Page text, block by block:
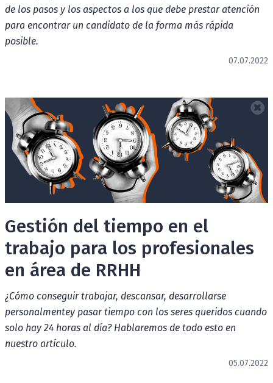
de los pasos y los aspectos a los que debe prestar atención
para encontrar un candidato de la forma más rápida
posible.
07.07.2022
Gestión del tiempo en el
trabajo para los profesionales
en área de RRHH
¿Cómo conseguir trabajar, descansar, desarrollarse
personalmentey pasar tiempo con los seres queridos cuando
solo hay 24 horas al día? Hablaremos de todo esto en
nuestro artículo.
05.07.2022